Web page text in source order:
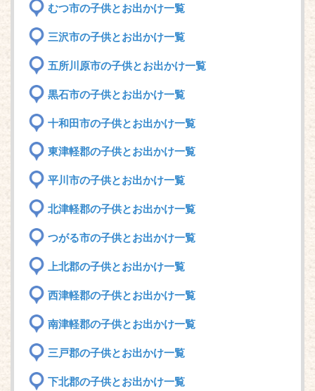
むつ市の子供とお出かけ一覧
三沢市の子供とお出かけ一覧
五所川原市の子供とお出かけ一覧
黒石市の子供とお出かけ一覧
十和田市の子供とお出かけ一覧
東津軽郡の子供とお出かけ一覧
平川市の子供とお出かけ一覧
北津軽郡の子供とお出かけ一覧
つがる市の子供とお出かけ一覧
上北郡の子供とお出かけ一覧
西津軽郡の子供とお出かけ一覧
南津軽郡の子供とお出かけ一覧
三戸郡の子供とお出かけ一覧
下北郡の子供とお出かけ一覧